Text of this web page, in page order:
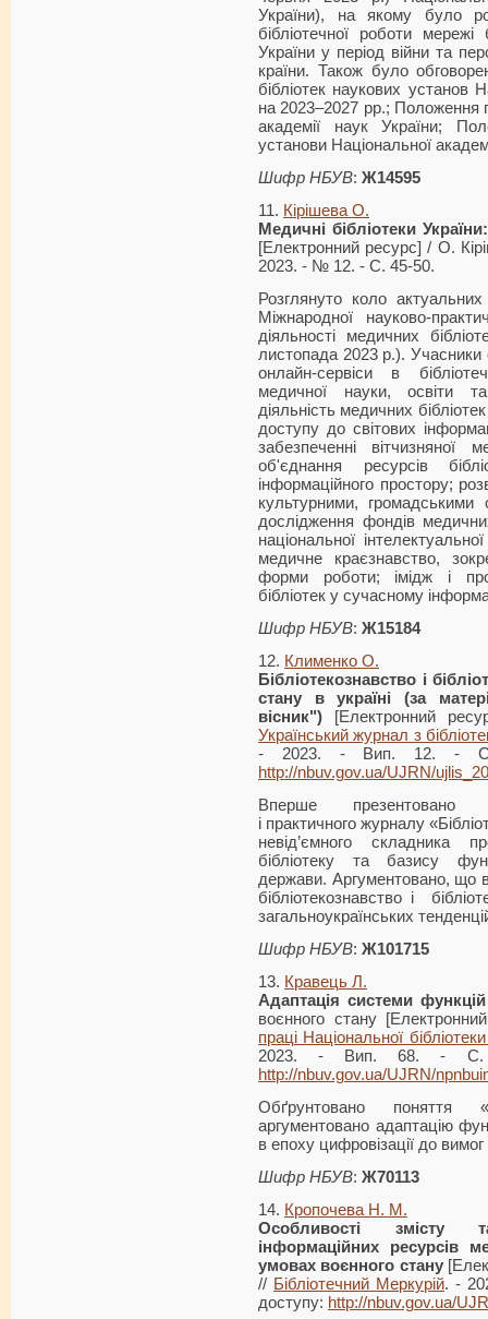
України), на якому було
бібліотечної роботи
України у період війни та
країни. Також було
бібліотек наукових установ
на 2023–2027 рр.; Положення
академії наук України;
установи Національної
Шифр НБУВ: Ж14595
11. Кірішева О.
Медичні бібліотеки
[Електронний ресурс] / О.
2023. - № 12. - С. 45-50.
Розглянуто коло
Міжнародної науково-
діяльності медичних
листопада 2023 р.). Учасники
онлайн-сервіси в
медичної науки, освіти
діяльність медичних
доступу до світових
забезпеченні вітчизняної
об'єднання ресурсів
інформаційного простору;
культурними, громадськими
дослідження фондів
національної
медичне краєзнавство,
форми роботи; імідж і
бібліотек у сучасному
Шифр НБУВ: Ж15184
12. Клименко О.
Бібліотекознавство і
стану в україні (за
вісник") [Електронний
Український журнал з
- 2023. - Вип. 12. - С.
http://nbuv.gov.ua/UJRN/
Вперше презентовано
і практичного журналу
невід’ємного складника
бібліотеку та базису
держави. Аргументовано, що
бібліотекознавство і
загальноукраїнських
Шифр НБУВ: Ж101715
13. Кравець Л.
Адаптація системи функцій
воєнного стану
праці Національної
2023. - Вип. 68. - С.
http://nbuv.gov.ua/UJRN/
Обґрунтовано поняття
аргументовано адаптацію
в епоху цифровізації до
Шифр НБУВ: Ж70113
14. Кропочева Н. М.
Особливості змісту
інформаційних ресурсів
умовах воєнного стану
// Бібліотечний Меркурій. -
доступу: http://nbuv.gov.ua/